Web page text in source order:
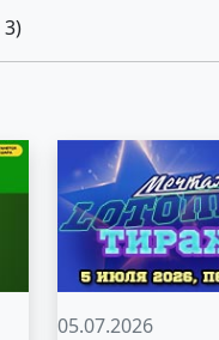
3)
05.07.2026